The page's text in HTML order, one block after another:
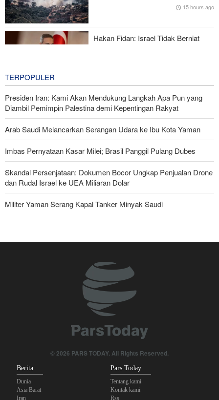
Mengapa AS Nyaris Kehabisan Senjata dalam perang melawan
Iran?
15 hours ago
Hakan Fidan: Israel Tidak Berniat
TERPOPULER
Presiden Iran: Kami Akan Mendukung Langkah Apa Pun yang
Diambil Pemimpin Palestina demi Kepentingan Rakyat
Arab Saudi Melancarkan Serangan Udara ke Ibu Kota Yaman
Imbas Pernyataan Kasar Milei; Brasil Panggil Pulang Dubes
Skandal Persenjataan: Dokumen Bocor Ungkap Penjualan Drone
dan Rudal Israel ke UEA Miliaran Dolar
Militer Yaman Serang Kapal Tanker Minyak Saudi
Irak: Jumlah Peziarah yang Masuk sejak Awal Muharam Capai
Pangkalan Terorisnya!
Ledakan yang Mengguncang UEA; Di Mana Jebel Ali dan
© 2026 PARS TODAY. All Rights Reserved.
Berita
Dunia
Asia Barat
Iran
Pars Today
Tentang kami
Kontak kami
Rss